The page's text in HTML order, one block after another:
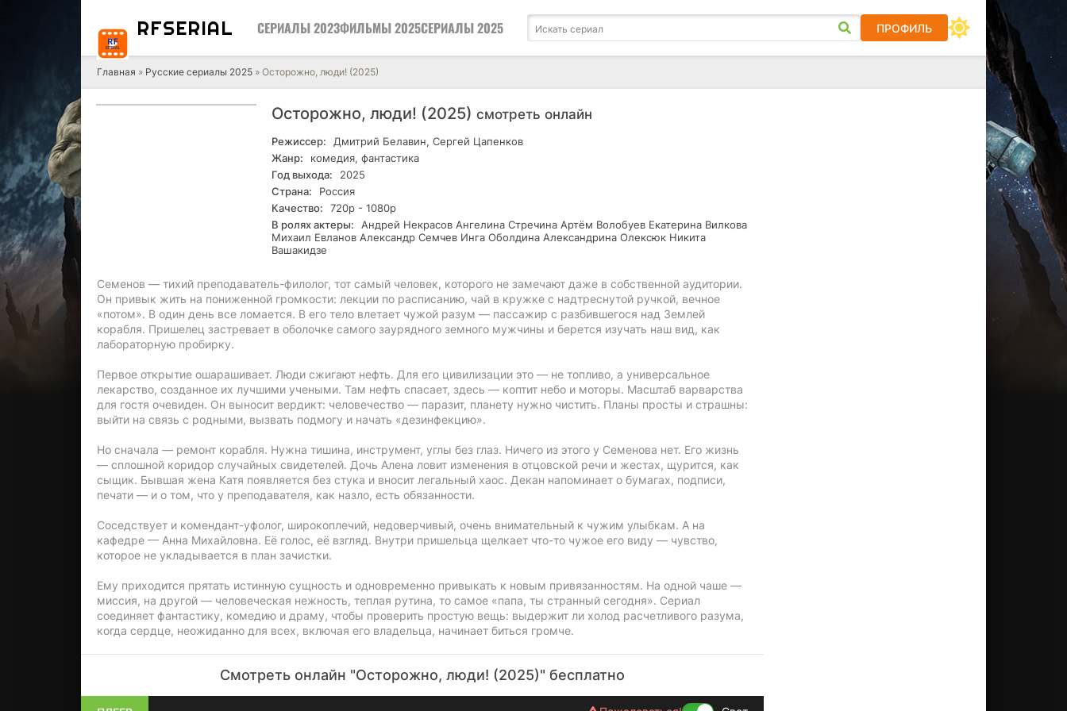
RFSERIAL СЕРИАЛЫ 2023ФИЛЬМЫ 2025СЕРИАЛЫ 2025 ПРОФИЛЬ
Главная » Русские сериалы 2025 » Осторожно, люди! (2025)
Осторожно, люди! (2025) смотреть онлайн
Режиссер:
Дмитрий Белавин, Сергей Цапенков
Жанр:
комедия, фантастика
Год выхода:
2025
Страна:
Россия
Качество:
720р - 1080р
В ролях актеры:
Андрей Некрасов Ангелина Стречина Артём Волобуев Екатерина Вилкова
Михаил Евланов Александр Семчев Инга Оболдина Александрина Олексюк Никита
Вашакидзе
Семенов — тихий преподаватель-филолог, тот самый человек, которого не замечают даже в собственной аудитории.
Он привык жить на пониженной громкости: лекции по расписанию, чай в кружке с надтреснутой ручкой, вечное
«потом». В один день все ломается. В его тело влетает чужой разум — пассажир с разбившегося над Землей
корабля. Пришелец застревает в оболочке самого заурядного земного мужчины и берется изучать наш вид, как
лабораторную пробирку.
Первое открытие ошарашивает. Люди сжигают нефть. Для его цивилизации это — не топливо, а универсальное
лекарство, созданное их лучшими учеными. Там нефть спасает, здесь — коптит небо и моторы. Масштаб варварства
для гостя очевиден. Он выносит вердикт: человечество — паразит, планету нужно чистить. Планы просты и страшны:
выйти на связь с родными, вызвать подмогу и начать «дезинфекцию».
Но сначала — ремонт корабля. Нужна тишина, инструмент, углы без глаз. Ничего из этого у Семенова нет. Его жизнь
— сплошной коридор случайных свидетелей. Дочь Алена ловит изменения в отцовской речи и жестах, щурится, как
сыщик. Бывшая жена Катя появляется без стука и вносит легальный хаос. Декан напоминает о бумагах, подписи,
печати — и о том, что у преподавателя, как назло, есть обязанности.
Соседствует и комендант-уфолог, широкоплечий, недоверчивый, очень внимательный к чужим улыбкам. А на
кафедре — Анна Михайловна. Её голос, её взгляд. Внутри пришельца щелкает что-то чужое его виду — чувство,
которое не укладывается в план зачистки.
Ему приходится прятать истинную сущность и одновременно привыкать к новым привязанностям. На одной чаше —
миссия, на другой — человеческая нежность, теплая рутина, то самое «папа, ты странный сегодня». Сериал
соединяет фантастику, комедию и драму, чтобы проверить простую вещь: выдержит ли холод расчетливого разума,
когда сердце, неожиданно для всех, включая его владельца, начинает биться громче.
Смотреть онлайн "Осторожно, люди! (2025)" бесплатно